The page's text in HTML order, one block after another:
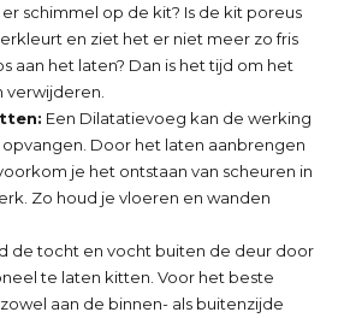
er schimmel op de kit? Is de kit poreus
en ziet het er niet meer zo fris
aan het laten? Dan is het tijd om het
Een Dilatatievoeg kan de werking
Door het laten aanbrengen
je het ontstaan van scheuren in
Zo houd je vloeren en wanden
de tocht en vocht buiten de deur door
te laten kitten. Voor het beste
aan de binnen- als buitenzijde